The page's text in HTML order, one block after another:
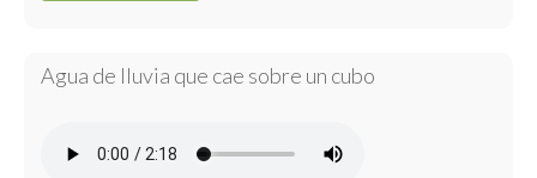
Agua de lluvia que cae sobre un cubo